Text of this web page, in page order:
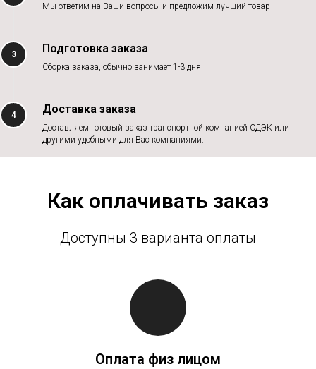
Мы ответим на Ваши вопросы и предложим лучший товар
3 Подготовка заказа
Сборка заказа, обычно занимает 1-3 дня
4 Доставка заказа
Доставляем готовый заказ транспортной компанией СДЭК или
другими удобными для Вас компаниями.
Как оплачивать заказ
Доступны 3 варианта оплаты
Оплата физ лицом